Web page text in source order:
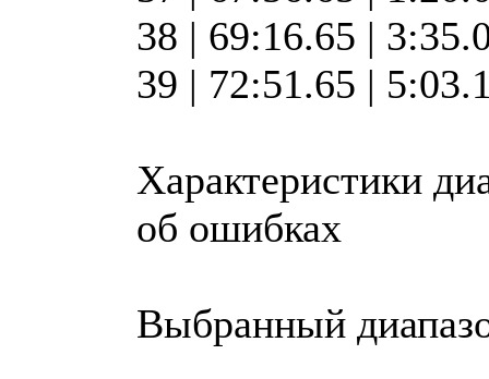
38 | 69:16.65 |
39 | 72:51.65 |
Характеристики
об ошибках
Выбранный